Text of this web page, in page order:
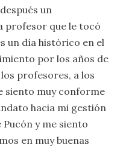
un
profesor que le tocó
un día histórico en el
por los años de
profesores, a los
siento muy conforme
hacia mi gestión
y me siento
en muy buenas